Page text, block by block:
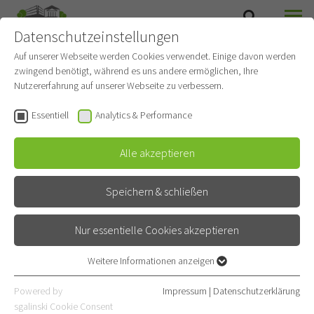
Angehörigentelefon
Intensiv 1
Gehört zuAnästhesiologie und Intensivmedizin
Allgemeine Sprechstunde
06221 396-3011
Sa – So
14:30 – 17:30
Datenschutzeinstellungen
Auf unserer Webseite werden Cookies verwendet. Einige davon werden
zwingend benötigt, während es uns andere ermöglichen, Ihre
Nutzererfahrung auf unserer Webseite zu verbessern.
Essentiell Analytics & Performance
Alle akzeptieren
Speichern & schließen
Nur essentielle Cookies akzeptieren
Essentielle Cookies werden für grundlegende Funktionen der
Webseite benötigt. Dadurch ist gewährleistet, dass die Webseite
Weitere Informationen anzeigen
Powered by
sgalinski Cookie Consent
Impressum | Datenschutzerklärung